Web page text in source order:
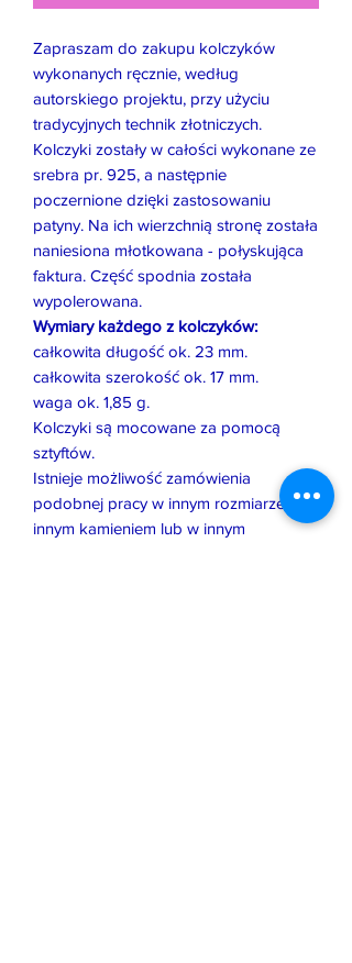
Zapraszam do zakupu kolczyków
wykonanych ręcznie, według
autorskiego projektu, przy użyciu
tradycyjnych technik złotniczych.
Kolczyki zostały w całości wykonane ze
srebra pr. 925, a następnie
poczernione dzięki zastosowaniu
patyny. Na ich wierzchnią stronę została
naniesiona młotkowana - połyskująca
faktura. Część spodnia została
wypolerowana.
Wymiary każdego z kolczyków:
całkowita długość ok. 23 mm.
całkowita szerokość ok. 17 mm.
waga ok. 1,85 g.
Kolczyki są mocowane za pomocą
sztyftów.
Istnieje możliwość zamówienia
podobnej pracy w innym rozmiarze, z
innym kamieniem lub w innym